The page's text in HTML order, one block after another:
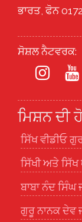
ਭਾਰਤ, ਫੋਨ
ਸੋਸ਼ਲ ਨੈਟਵਰਕ:
ਮਿਸ਼ਨ ਦੀ
ਸਿੱਖ ਵੀਡੀਓ
ਸਿੱਖੀ ਅਤੇ
ਬਾਬਾ ਨੰਦ ਸਿੰਘ
ਗੁਰੂ ਨਾਨਕ ਦੇਵ